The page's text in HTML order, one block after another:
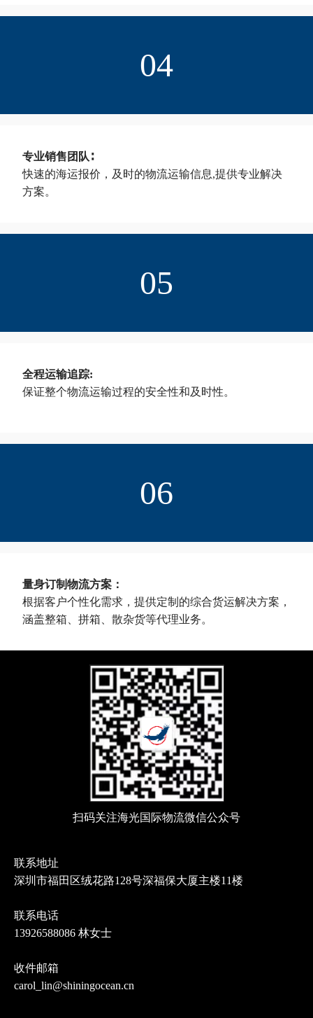
04
专业销售团队∶
快速的海运报价，及时的物流运输信息,提供专业解决
方案。
05
全程运输追踪:
保证整个物流运输过程的安全性和及时性。
06
量身订制物流方案：
根据客户个性化需求，提供定制的综合货运解决方案，
涵盖整箱、拼箱、散杂货等代理业务。
扫码关注海光国际物流微信公众号
联系地址
深圳市福田区绒花路128号深福保大厦主楼11楼
联系电话
13926588086 林女士
收件邮箱
carol_lin@shiningocean.cn